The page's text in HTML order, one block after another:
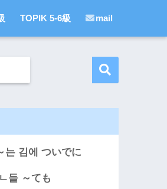
TOPIK 5-6級 mail
는 김에 ついでに
들 ～ても